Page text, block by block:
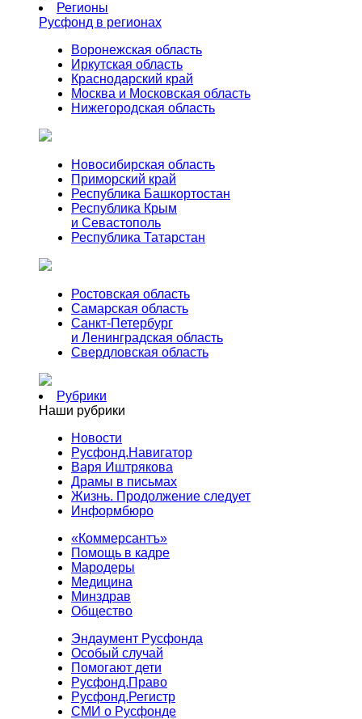
Регионы
Русфонд в регионах
Воронежская область
Иркутская область
Краснодарский край
Москва и Московская область
Нижегородская область
Новосибирская область
Приморский край
Республика Башкортостан
Республика Крым
и Севастополь
Республика Татарстан
Ростовская область
Самарская область
Санкт-Петербург
и Ленинградская область
Свердловская область
Рубрики
Наши рубрики
Новости
Русфонд.Навигатор
Варя Иштрякова
Драмы в письмах
Жизнь. Продолжение следует
Информбюро
«Коммерсантъ»
Помощь в кадре
Мародеры
Медицина
Минздрав
Общество
Эндаумент Русфонда
Особый случай
Помогают дети
Русфонд.Право
Русфонд.Регистр
СМИ о Русфонде